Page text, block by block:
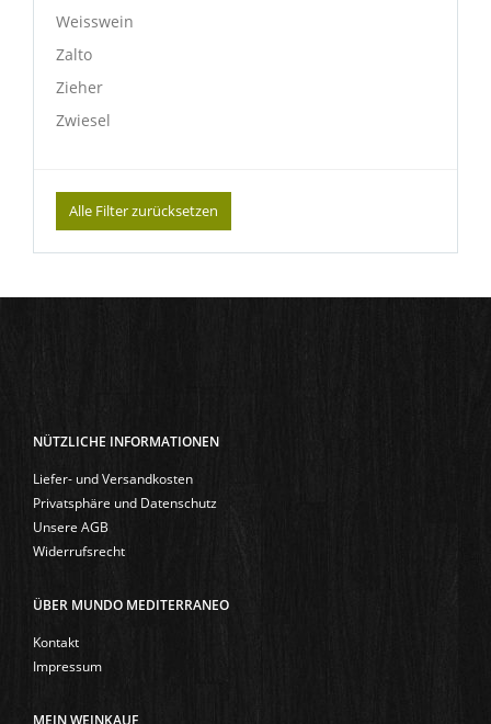
Weisswein
Zalto
Zieher
Zwiesel
Alle Filter zurücksetzen
NÜTZLICHE INFORMATIONEN
Liefer- und Versandkosten
Privatsphäre und Datenschutz
Unsere AGB
Widerrufsrecht
ÜBER MUNDO MEDITERRANEO
Kontakt
Impressum
MEIN WEINKAUF